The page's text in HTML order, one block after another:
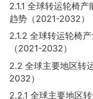
2.1.1 全球转运轮椅
趋势（2021-2032）
2.1.2 全球转运轮椅
（2021-2032）
2.2 全球主要地区转
2032）
2.2.1 全球主要地区